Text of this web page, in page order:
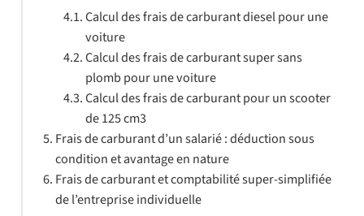
Calcul des frais de carburant diesel pour une
voiture
Calcul des frais de carburant super sans
plomb pour une voiture
Calcul des frais de carburant pour un scooter
de 125 cm3
Frais de carburant d’un salarié : déduction sous
condition et avantage en nature
Frais de carburant et comptabilité super-simplifiée
de l’entreprise individuelle